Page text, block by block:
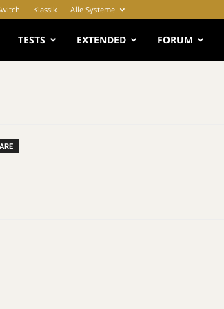
Klassik Alle Systeme
TESTS EXTENDED FORUM